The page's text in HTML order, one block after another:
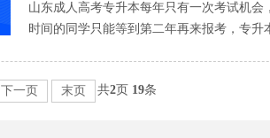
山东成人高考专升本每年只有一次考试机
时间的同学只能等到第二年再来报考，专升
下一页 末页 共2页 19条